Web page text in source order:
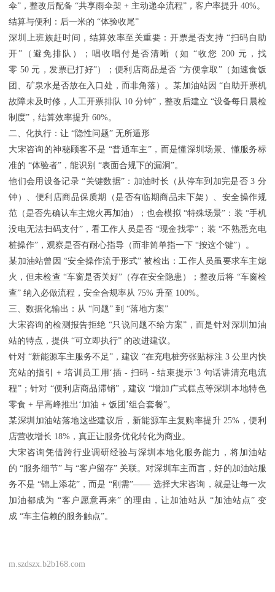
伞”，整改后配备 “共享雨伞架 + 主动递伞流程”，客户率提升 40%。
结算与便利：后一米的 “体验收尾”
深圳上班族赶时间，结算效率至关重要：开票是否支持 “扫码自助
开”（避免排队）；唱收唱付是否清晰（如 “收您 200 元，找
零 50 元，发票已打好”）；便利店商品是否 “方便拿取”（如速食饭
团、矿泉水是否放在入口处，而非角落）。某加油站因 “自助开票机
故障未及时修，人工开票排队 10 分钟”，整改后建立 “设备每日晨检
制度”，结算效率提升 60%。
二、化执行：让 “隐性问题” 无所遁形
大宋咨询的神秘顾客不是 “普通车主”，而是懂深圳场景、懂服务标
准的 “体验者”，能识别 “表面合规下的漏洞”。
他们会用设备记录 “关键数据”：加油时长（从停车到加完是否 3 分
钟）、便利店商品保质期（是否有临期商品未下架）、安全操作规
范（是否先确认车主熄火再加油）；也会模拟 “特殊场景”：装 “手机
没电无法扫码支付”，看工作人员是否 “现金找零”；装 “不熟悉充电
桩操作”，观察是否有耐心指导（而非简单指一下 “按这个键”）。
某加油站曾因 “安全操作流于形式” 被检出：工作人员虽要求车主熄
火，但未检查 “车窗是否关好”（存在安全隐患）；整改后将 “车窗检
查” 纳入必做流程，安全合规率从 75% 升至 100%。
三、数据化输出：从 “问题” 到 “落地方案”
大宋咨询的检测报告拒绝 “只说问题不给方案”，而是针对深圳加油
站的特点，提供 “可立即执行” 的改进建议。
针对 “新能源车主服务不足”，建议 “在充电桩旁张贴标注 3 公里内快
充站的指引 + 培训员工用‘插 - 扫码 - 结束提示’3 句话讲清充电流
程”；针对 “便利店商品滞销”，建议 “增加广式糕点等深圳本地特色
零食 + 早高峰推出‘加油 + 饭团’组合套餐”。
某深圳加油站落地这些建议后，新能源车主复购率提升 25%，便利
店营收增长 18%，真正让服务优化转化为商业。
大宋咨询凭借跨行业调研经验与深圳本地化服务能力，将加油站
的 “服务细节” 与 “客户留存” 关联。对深圳车主而言，好的加油站服
务不是 “锦上添花”，而是 “刚需”—— 选择大宋咨询，就是让每一次
加油都成为 “客户愿意再来” 的理由，让加油站从 “加油站点” 变
成 “车主信赖的服务触点”。
m.szdszx.b2b168.com